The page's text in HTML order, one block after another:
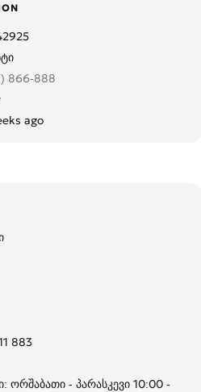
866-888
ago
883
ორშაბათი - პარასკევი 10:00 -